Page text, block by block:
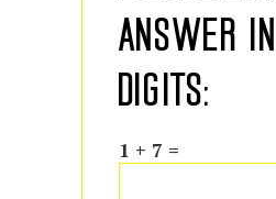
ANSWER IN
DIGITS:
1 + 7 =